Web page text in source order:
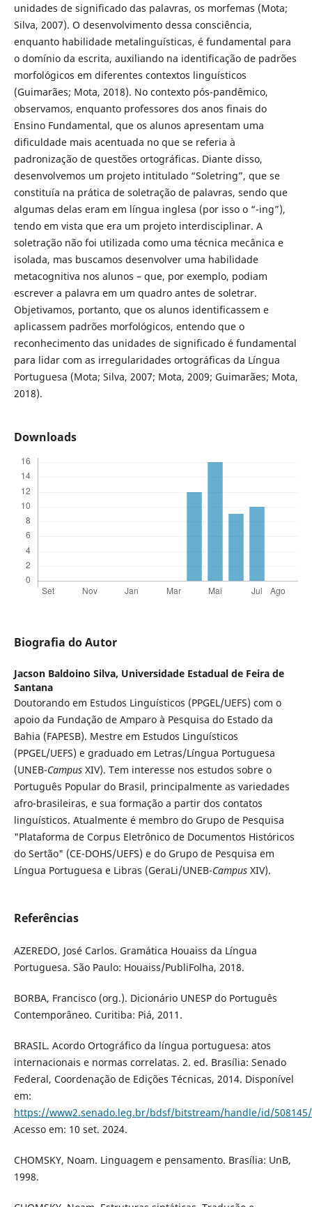
unidades de significado das palavras, os morfemas (Mota;
Silva, 2007). O desenvolvimento dessa consciência,
enquanto habilidade metalinguísticas, é fundamental para
o domínio da escrita, auxiliando na identificação de padrões
morfológicos em diferentes contextos linguísticos
(Guimarães; Mota, 2018). No contexto pós-pandêmico,
observamos, enquanto professores dos anos finais do
Ensino Fundamental, que os alunos apresentam uma
dificuldade mais acentuada no que se referia à
padronização de questões ortográficas. Diante disso,
desenvolvemos um projeto intitulado “Soletring”, que se
constituía na prática de soletração de palavras, sendo que
algumas delas eram em língua inglesa (por isso o “-ing”),
tendo em vista que era um projeto interdisciplinar. A
soletração não foi utilizada como uma técnica mecânica e
isolada, mas buscamos desenvolver uma habilidade
metacognitiva nos alunos – que, por exemplo, podiam
escrever a palavra em um quadro antes de soletrar.
Objetivamos, portanto, que os alunos identificassem e
aplicassem padrões morfológicos, entendo que o
reconhecimento das unidades de significado é fundamental
para lidar com as irregularidades ortográficas da Língua
Portuguesa (Mota; Silva, 2007; Mota, 2009; Guimarães; Mota,
2018).
Downloads
Biografia do Autor
Jacson Baldoino Silva, Universidade Estadual de Feira de
Santana
Doutorando em Estudos Linguísticos (PPGEL/UEFS) com o
apoio da Fundação de Amparo à Pesquisa do Estado da
Bahia (FAPESB). Mestre em Estudos Linguísticos
(PPGEL/UEFS) e graduado em Letras/Língua Portuguesa
(UNEB-Campus XIV). Tem interesse nos estudos sobre o
Português Popular do Brasil, principalmente as variedades
afro-brasileiras, e sua formação a partir dos contatos
linguísticos. Atualmente é membro do Grupo de Pesquisa
"Plataforma de Corpus Eletrônico de Documentos Históricos
do Sertão" (CE-DOHS/UEFS) e do Grupo de Pesquisa em
Língua Portuguesa e Libras (GeraLi/UNEB-CampusXIV).
Referências
AZEREDO, José Carlos. Gramática Houaiss da Língua
Portuguesa. São Paulo: Houaiss/PubliFolha, 2018.
BORBA, Francisco (org.). Dicionário UNESP do Português
Contemporâneo. Curitiba: Piá, 2011.
BRASIL. Acordo Ortográfico da língua portuguesa: atos
internacionais e normas correlatas. 2. ed. Brasília: Senado
Federal, Coordenação de Edições Técnicas, 2014. Disponível
em:
https://www2.senado.leg.br/bdsf/bitstream/handle/id/508145/
Acesso em: 10 set. 2024.
CHOMSKY, Noam. Linguagem e pensamento. Brasília: UnB,
1998.